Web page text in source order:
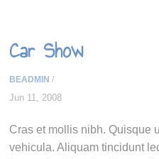
Car Show
BEADMIN /
Jun 11, 2008
Cras et mollis nibh. Quisque
vehicula. Aliquam tincidunt